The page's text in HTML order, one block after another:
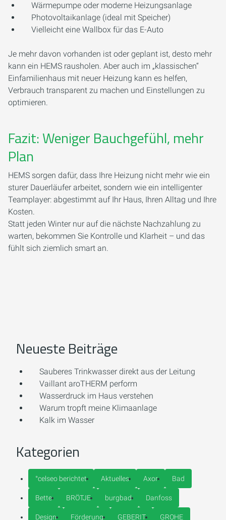
Wärmepumpe oder moderne Heizungsanlage
Photovoltaikanlage (ideal mit Speicher)
Vielleicht eine Wallbox für das E-Auto
Je mehr davon vorhanden ist oder geplant ist, desto mehr
kann ein HEMS rausholen. Aber auch im „klassischen“
Einfamilienhaus mit neuer Heizung kann es helfen,
Verbrauch transparent zu machen und Einstellungen zu
optimieren.
Fazit: Weniger Bauchgefühl, mehr
Plan
HEMS sorgen dafür, dass Ihre Heizung nicht mehr wie ein
sturer Dauerläufer arbeitet, sondern wie ein intelligenter
Teamplayer: abgestimmt auf Ihr Haus, Ihren Alltag und Ihre
Kosten.
Statt jeden Winter nur auf die nächste Nachzahlung zu
warten, bekommen Sie Kontrolle und Klarheit – und das
fühlt sich ziemlich smart an.
Neueste Beiträge
Sauberes Trinkwasser direkt aus der Leitung
Vaillant aroTHERM perform
Wasserdruck im Haus verstehen
Warum tropft meine Klimaanlage
Kalk im Wasser
Kategorien
°celseo berichtet Aktuelles Axor Bad
Bette BRÖTJE burgbad Danfoss
Design Förderung GEBERIT GROHE